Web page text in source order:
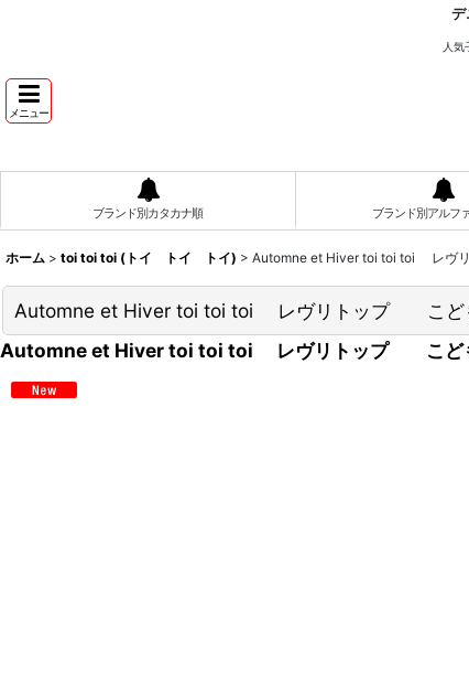
デ
人気
メニュー
ブランド別カタカナ順 ブランド別アルフ
ホーム > toi toi toi (トイ トイ トイ) > Automne et Hiver toi toi toi レ
Automne et Hiver toi toi toi レヴリトップ こど
Automne et Hiver toi toi toi レヴリトップ こど